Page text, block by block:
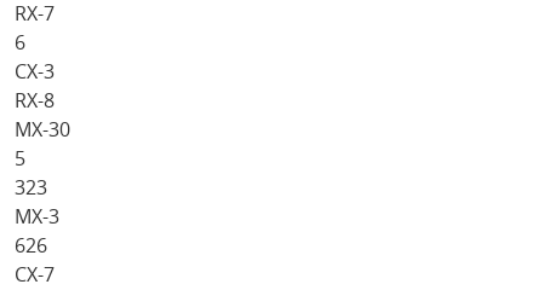
RX-7
6
CX-3
RX-8
MX-30
5
323
MX-3
626
CX-7